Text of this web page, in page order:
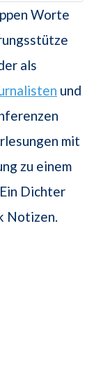
Worte
als
und
mit
zu einem
Dichter
Notizen.